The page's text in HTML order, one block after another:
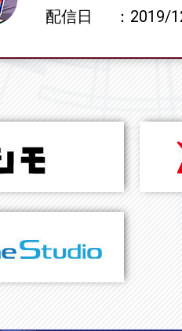
配信日
2019/